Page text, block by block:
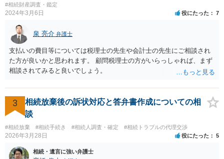
#相続財産調査・鑑定
2024年3月6日 役にたった 7
泉 亮介 弁護士
支払いの費目等については税理士の先生や会計士の先生にご相談され
た方が良いかと思われます。 顧問税理士の方がいらっしゃれば、まず
相談されてみると良いでしょう。
3
相続放棄後の訴状対応と答弁書作成についての相
談
#相続放棄 #相続手続き #相続人調査・確定 #相続トラブルの代理交渉
2026年3月28日 役にたった 5
相続・遺言に強い弁護士